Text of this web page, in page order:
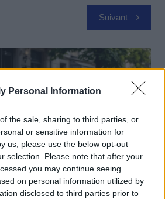
Personal Information
the sale, sharing to third parties, or
or sensitive information for
us, please use the below opt-out
selection. Please note that after your
you may continue seeing
on personal information utilized by
disclosed to third parties prior to
Suivant